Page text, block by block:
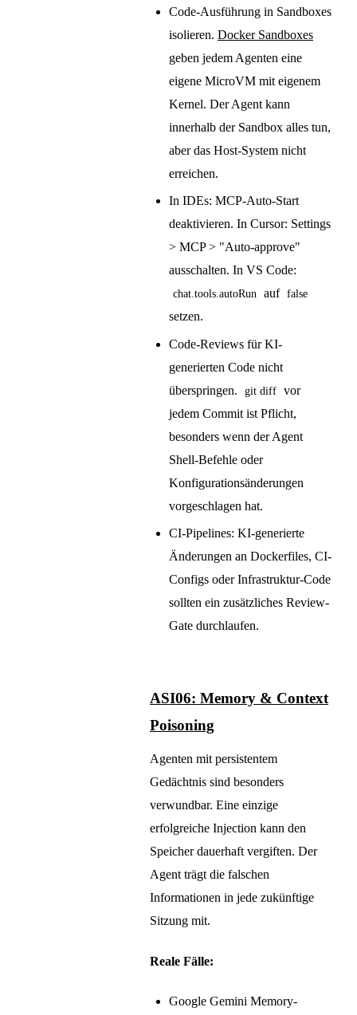
Code-Ausführung in Sandboxes
isolieren. Docker Sandboxes
geben jedem Agenten eine
eigene MicroVM mit eigenem
Kernel. Der Agent kann
innerhalb der Sandbox alles tun,
aber das Host-System nicht
erreichen.
In IDEs: MCP-Auto-Start
deaktivieren. In Cursor: Settings
> MCP > "Auto-approve"
ausschalten. In VS Code:
chat.tools.autoRun auf false
setzen.
Code-Reviews für KI-
generierten Code nicht
überspringen.
git diff
vor
jedem Commit ist Pflicht,
besonders wenn der Agent
Shell-Befehle oder
Konfigurationsänderungen
vorgeschlagen hat.
CI-Pipelines: KI-generierte
Änderungen an Dockerfiles, CI-
Configs oder Infrastruktur-Code
sollten ein zusätzliches Review-
Gate durchlaufen.
ASI06: Memory & Context
Poisoning
Agenten mit persistentem
Gedächtnis sind besonders
verwundbar. Eine einzige
erfolgreiche Injection kann den
Speicher dauerhaft vergiften. Der
Agent trägt die falschen
Informationen in jede zukünftige
Sitzung mit.
Reale Fälle:
Google Gemini Memory-